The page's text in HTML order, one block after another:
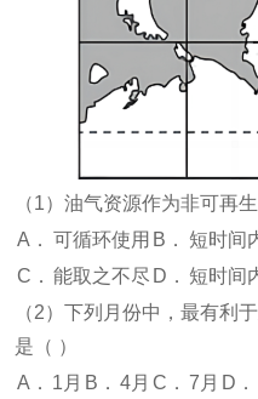
（1）油气资源作为非可再
A． 可循环使用 B．
短时间
C． 能取之不尽 D． 短时间
（2）下列月份中，最有利
是（ ）
A． 1月 B． 4月 C． 7月 D．